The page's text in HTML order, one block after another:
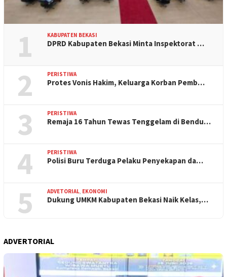
1 KABUPATEN BEKASI
DPRD Kabupaten Bekasi Minta Inspektorat …
2 PERISTIWA
Protes Vonis Hakim, Keluarga Korban Pemb…
3 PERISTIWA
Remaja 16 Tahun Tewas Tenggelam di Bendu…
4 PERISTIWA
Polisi Buru Terduga Pelaku Penyekapan da…
5 ADVETORIAL, EKONOMI
Dukung UMKM Kabupaten Bekasi Naik Kelas,…
ADVERTORIAL